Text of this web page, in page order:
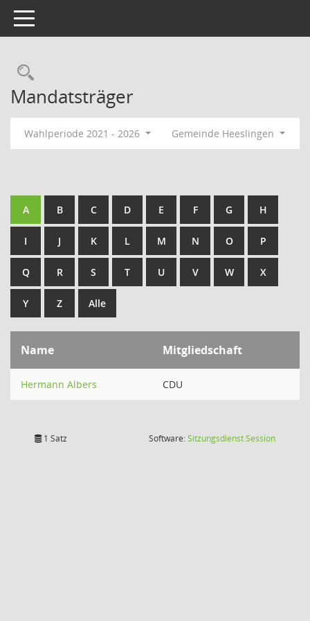
Toggle navigation
Rechercheauswahl
Mandatsträger
Wahlperiode 2021 - 2026 Gemeinde Heeslingen
A B C D E F G H
I J K L M N O P
Q R S T U V W X
Y Z Alle
Name Mitgliedschaft
Hermann Albers CDU
1 Satz Software:SitzungsdienstSession(Wird in